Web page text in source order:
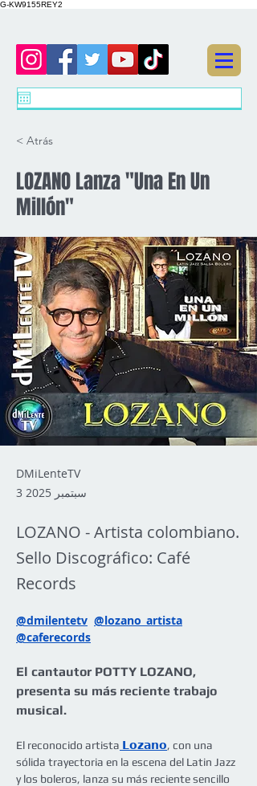
G-KW9155REY2
< Atrás
LOZANO Lanza "Una En Un
Millón"
DMiLenteTV
3 سبتمبر 2025
LOZANO - Artista colombiano.
Sello Discográfico: Café
Records
@dmilentetv @lozano_artista
@caferecords
El cantautor POTTY LOZANO,
presenta su más reciente trabajo
musical.
El reconocido artista 𝗟𝗼𝘇𝗮𝗻𝗼, con una
sólida trayectoria en la escena del Latin Jazz
y los boleros, lanza su más reciente sencillo